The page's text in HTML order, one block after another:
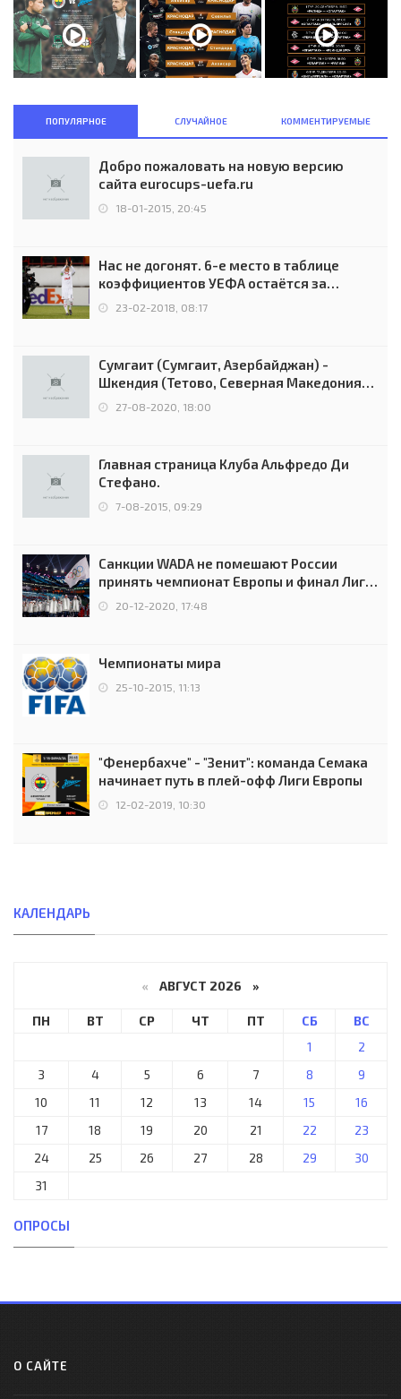
ПОПУЛЯРНОЕ СЛУЧАЙНОЕ КОММЕНТИРУЕМЫЕ
Добро пожаловать на новую версию
сайта eurocups-uefa.ru
18-01-2015, 20:45
Нас не догонят. 6-е место в таблице
коэффициентов УЕФА остаётся за
Россией
23-02-2018, 08:17
Сумгаит (Сумгаит, Азербайджан) -
Шкендия (Тетово, Северная Македония) -
0:2 (0:0)
27-08-2020, 18:00
Главная страница Клуба Альфредо Ди
Стефано.
7-08-2015, 09:29
Санкции WADA не помешают России
принять чемпионат Европы и финал Лиги
чемпионов.
20-12-2020, 17:48
Чемпионаты мира
25-10-2015, 11:13
"Фенербахче" - "Зенит": команда Семака
начинает путь в плей-офф Лиги Европы
12-02-2019, 10:30
КАЛЕНДАРЬ
« АВГУСТ 2026 »
ПН ВТ СР ЧТ ПТ СБ
ВС
1
2
3
4 5 6 7 8
9
10
11 12 13 14 15
16
17
18 19 20 21 22
23
24
25 26 27 28 29
30
31
ОПРОСЫ
О САЙТЕ